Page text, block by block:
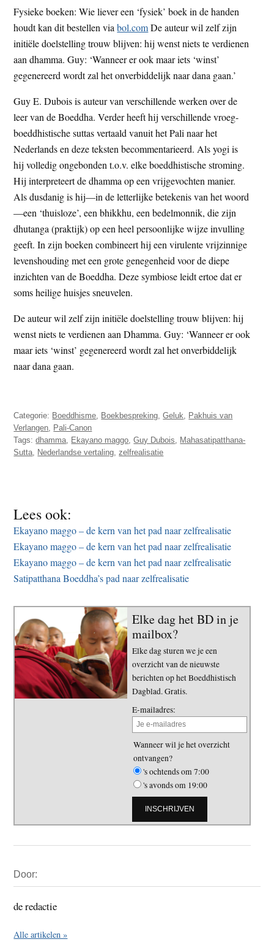
Fysieke boeken: Wie liever een ‘fysiek’ boek in de handen
houdt kan dit bestellen viabol.comDe auteur wil zelf zijn
initiële doelstelling trouw blijven: hij wenst niets te verdienen
aan dhamma. Guy: ‘Wanneer er ook maar iets ‘winst’
gegenereerd wordt zal het onverbiddelijk naar dana gaan.’
Guy E. Dubois is auteur van verschillende werken over de
leer van de Boeddha. Verder heeft hij verschillende vroeg-
boeddhistische suttas vertaald vanuit het Pali naar het
Nederlands en deze teksten becommentarieerd. Als yogi is
hij volledig ongebonden t.o.v. elke boeddhistische stroming.
Hij interpreteert de dhamma op een vrijgevochten manier.
Als dusdanig is hij—in de letterlijke betekenis van het woord
—een ‘thuisloze’, een bhikkhu, een bedelmonnik, die zijn
dhutanga (praktijk) op een heel persoonlijke wijze invulling
geeft. In zijn boeken combineert hij een virulente vrijzinnige
levenshouding met een grote genegenheid voor de diepe
inzichten van de Boeddha. Deze symbiose leidt ertoe dat er
soms heilige huisjes sneuvelen.
De auteur wil zelf zijn initiële doelstelling trouw blijven: hij
wenst niets te verdienen aan Dhamma. Guy: ‘Wanneer er ook
maar iets ‘winst’ gegenereerd wordt zal het onverbiddelijk
naar dana gaan.
Categorie: Boeddhisme Boekbespreking ,Geluk
Pakhuis van
Verlangen Pali-Canon
Tags:dhamma Ekayano maggo ,Guy Dubois
Mahasatipatthana-
Sutta Nederlandse vertaling ,zelfrealisatie
Lees ook:
Ekayano maggo – de kern van het pad naar zelfrealisatie
Ekayano maggo – de kern van het pad naar zelfrealisatie
Ekayano maggo – de kern van het pad naar zelfrealisatie
Satipatthana Boeddha’s pad naar zelfrealisatie
Elke dag het BD in je
mailbox?
Elke dag sturen we je een
overzicht van de nieuwste
berichten op het Boeddhistisch
Dagblad. Gratis.
E-mailadres:
Wanneer wil je het overzicht
ontvangen?
's ochtends om 7:00
's avonds om 19:00
Sidebar
Door:
de redactie
Alle artikelen »